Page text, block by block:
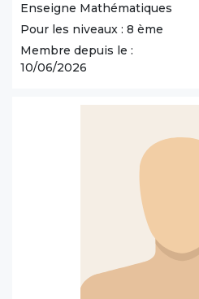
Enseigne Mathématiques
Pour les niveaux : 8 ème
Membre depuis le :
10/06/2026